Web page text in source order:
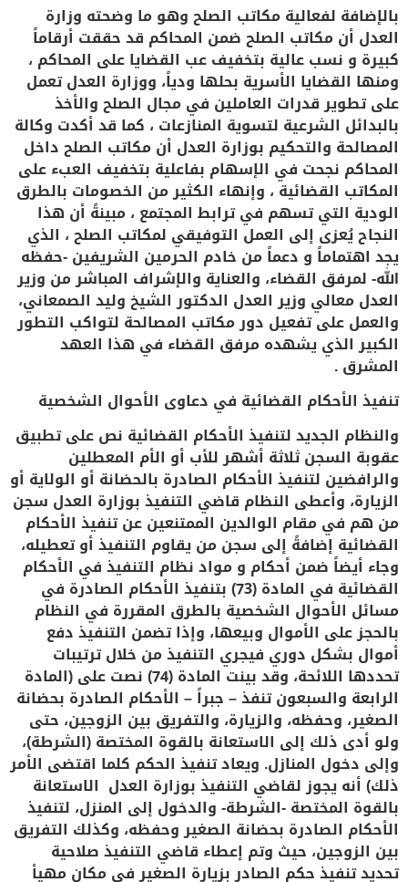
بالإضافة لفعالية مكاتب الصلح وهو ما وضحته وزارة
العدل أن مكاتب الصلح ضمن المحاكم قد حققت أرقاماً
كبيرة و نسب عالية بتخفيف عب القضايا على المحاكم ،
ومنها القضايا الأسرية بحلها ودياً، ووزارة العدل تعمل
على تطوير قدرات العاملين في مجال الصلح والأخذ
بالبدائل الشرعية لتسوية المنازعات ، كما قد أكدت وكالة
المصالحة والتحكيم بوزارة العدل أن مكاتب الصلح داخل
المحاكم نجحت في الإسهام بفاعلية بتخفيف العبء على
المكاتب القضائية ، وإنهاء الكثير من الخصومات بالطرق
الودية التي تسهم في ترابط المجتمع ، مبينةً أن هذا
النجاح يُعزى إلى العمل التوفيقي لمكاتب الصلح ، الذي
يجد اهتماماً و دعماً من خادم الحرمين الشريفين -حفظه
الله- لمرفق القضاء، والعناية والإشراف المباشر من وزير
العدل معالي وزير العدل الدكتور الشيخ وليد الصمعاني،
والعمل على تفعيل دور مكاتب المصالحة لتواكب التطور
الكبير الذي يشهده مرفق القضاء في هذا العهد
المشرق .
تنفيذ الأحكام القضائية في دعاوى الأحوال الشخصية
والنظام الجديد لتنفيذ الأحكام القضائية نص على تطبيق
عقوبة السجن ثلاثة أشهر للأب أو الأم المعطلين
والرافضين لتنفيذ الأحكام الصادرة بالحضانة أو الولاية أو
الزيارة، وأعطى النظام قاضي التنفيذ بوزارة العدل سجن
من هم في مقام الوالدين الممتنعين عن تنفيذ الأحكام
القضائية إضافةً إلى سجن من يقاوم التنفيذ أو تعطيله،
وجاء أيضاً ضمن أحكام و مواد نظام التنفيذ في الأحكام
القضائية في المادة (73) بتنفيذ الأحكام الصادرة في
مسائل الأحوال الشخصية بالطرق المقررة في النظام
بالحجز على الأموال وبيعها، وإذا تضمن التنفيذ دفع
أموال بشكل دوري فيجري التنفيذ من خلال ترتيبات
تحددها اللائحة، وقد بينت المادة (74) نصت على (المادة
الرابعة والسبعون تنفذ – جبراً – الأحكام الصادرة بحضانة
الصغير، وحفظه، والزيارة، والتفريق بين الزوجين، حتى
ولو أدى ذلك إلى الاستعانة بالقوة المختصة (الشرطة)،
وإلى دخول المنازل. ويعاد تنفيذ الحكم كلما اقتضى الأمر
ذلك) أنه يجوز لقاضي التنفيذ بوزارة العدل الاستعانة
بالقوة المختصة -الشرطة- والدخول إلى المنزل، لتنفيذ
الأحكام الصادرة بحضانة الصغير وحفظه، وكذلك التفريق
بين الزوجين، حيث وتم إعطاء قاضي التنفيذ صلاحية
تحديد تنفيذ حكم الصادر بزيارة الصغير في مكان مهيأ